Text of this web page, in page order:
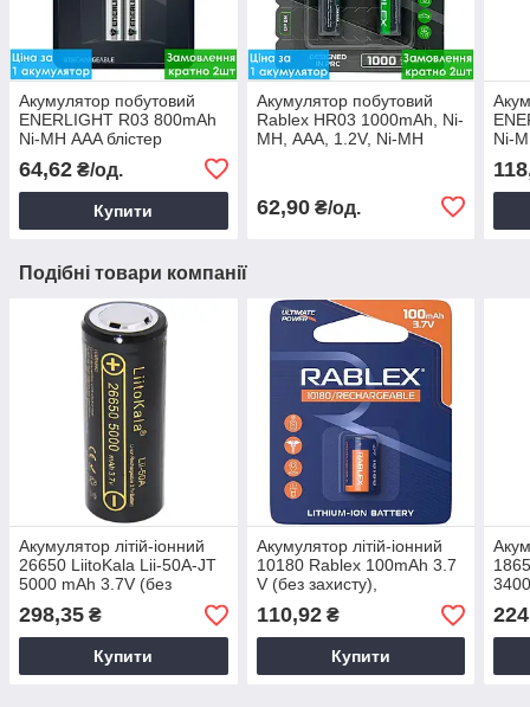
Акумулятор побутовий
ENERLIGHT R03 800mAh
Ni-MH ААA блістер
64,62 ₴/од.
Купити
Акумулятор побутовий
Rablex HR03 1000mAh, Ni-
MH, ААA, 1.2V, Ni-MH
62,90₴/од.
Ni-
Подібні товари компанії
Акумулятор літій-іонний
26650 LiitoKala Lii-50A-JT
5000 mAh 3.7V (без
захисту) з клемним
виступом
298,35 ₴
Купити
Акумулятор літій-іонний
10180 Rablex 100mAh 3.7
V (без захисту),
акумулятор для ліхтарика,
компактний акумулятор
110,92₴
Купити